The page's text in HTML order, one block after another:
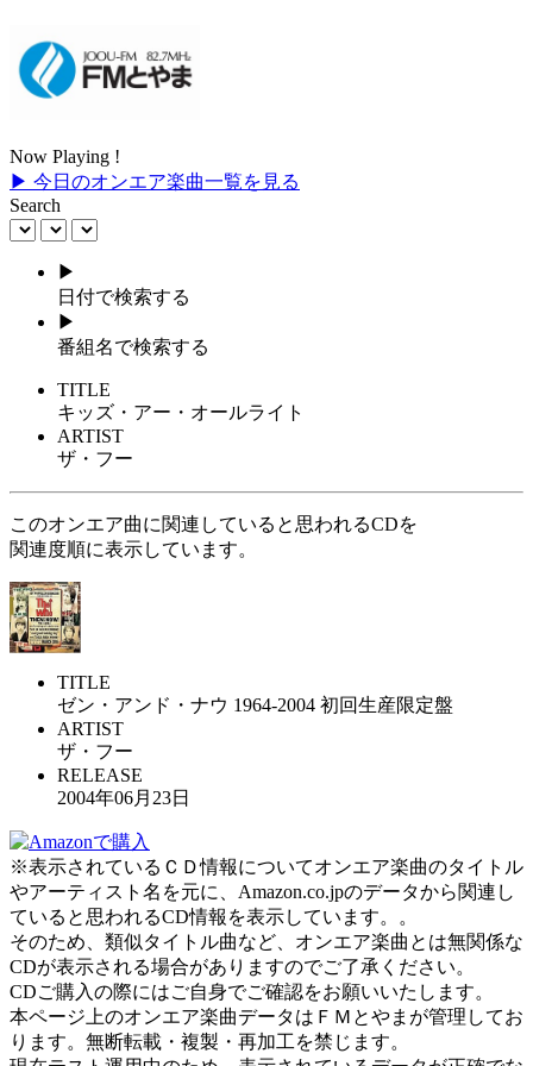
Now Playing !
▶ 今日のオンエア楽曲一覧を見る
Search
▶
日付で検索する
▶
番組名で検索する
TITLE
キッズ・アー・オールライト
ARTIST
ザ・フー
このオンエア曲に関連していると思われるCDを
関連度順に表示しています。
TITLE
ゼン・アンド・ナウ 1964-2004 初回生産限定盤
ARTIST
ザ・フー
RELEASE
2004年06月23日
※表示されているＣＤ情報についてオンエア楽曲のタイトル
やアーティスト名を元に、Amazon.co.jpのデータから関連し
ていると思われるCD情報を表示しています。。
そのため、類似タイトル曲など、オンエア楽曲とは無関係な
CDが表示される場合がありますのでご了承ください。
CDご購入の際にはご自身でご確認をお願いいたします。
本ページ上のオンエア楽曲データはＦＭとやまが管理してお
ります。無断転載・複製・再加工を禁じます。